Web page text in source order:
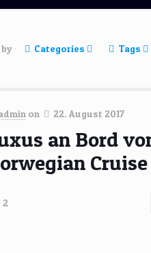
Categories Tags
on 22. August 2017
an Bord
2